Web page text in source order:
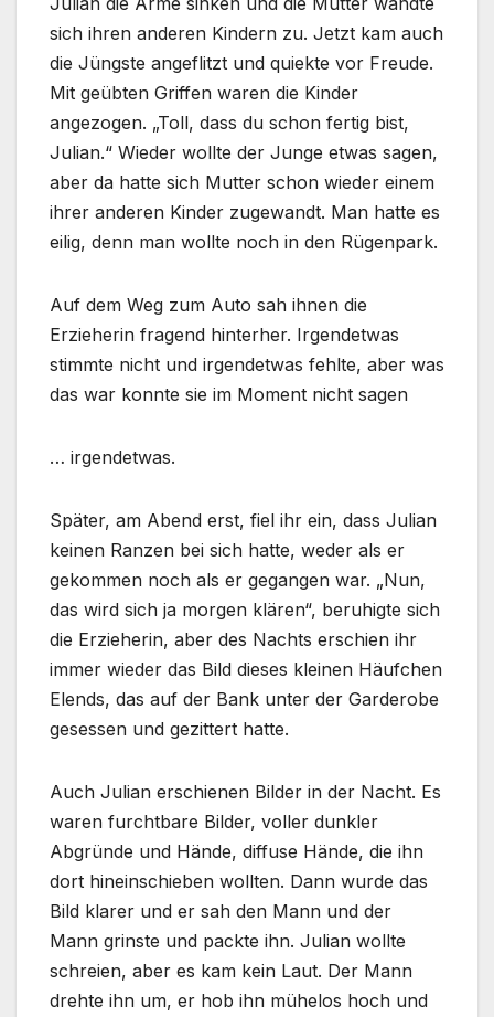
sich ihren anderen Kindern zu. Jetzt kam auch
die Jüngste angeflitzt und quiekte vor Freude.
Mit geübten Griffen waren die Kinder
angezogen. „Toll, dass du schon fertig bist,
Julian.“ Wieder wollte der Junge etwas sagen,
aber da hatte sich Mutter schon wieder einem
ihrer anderen Kinder zugewandt. Man hatte es
eilig, denn man wollte noch in den Rügenpark.
Auf dem Weg zum Auto sah ihnen die
Erzieherin fragend hinterher. Irgendetwas
stimmte nicht und irgendetwas fehlte, aber was
das war konnte sie im Moment nicht sagen
… irgendetwas.
Später, am Abend erst, fiel ihr ein, dass Julian
keinen Ranzen bei sich hatte, weder als er
gekommen noch als er gegangen war. „Nun,
das wird sich ja morgen klären“, beruhigte sich
die Erzieherin, aber des Nachts erschien ihr
immer wieder das Bild dieses kleinen Häufchen
Elends, das auf der Bank unter der Garderobe
gesessen und gezittert hatte.
Auch Julian erschienen Bilder in der Nacht. Es
waren furchtbare Bilder, voller dunkler
Abgründe und Hände, diffuse Hände, die ihn
dort hineinschieben wollten. Dann wurde das
Bild klarer und er sah den Mann und der
Mann grinste und packte ihn. Julian wollte
schreien, aber es kam kein Laut. Der Mann
drehte ihn um, er hob ihn mühelos hoch und